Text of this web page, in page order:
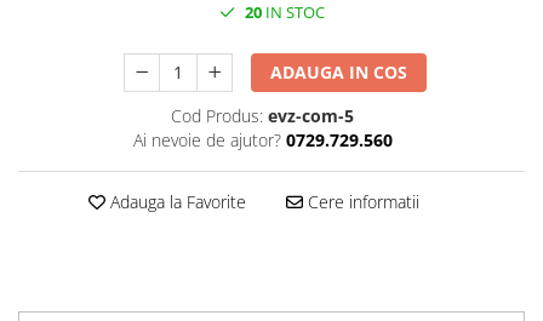
20IN STOC
ADAUGA IN COS
Cod Produs: evz-com-5
Ai nevoie de ajutor? 0729.729.560
Adauga la Favorite Cere informatii